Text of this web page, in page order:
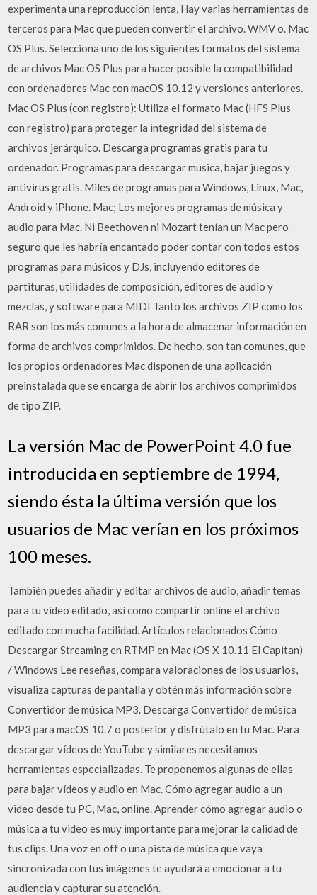
experimenta una reproducción lenta, Hay varias herramientas de
terceros para Mac que pueden convertir el archivo. WMV o. Mac
OS Plus. Selecciona uno de los siguientes formatos del sistema
de archivos Mac OS Plus para hacer posible la compatibilidad
con ordenadores Mac con macOS 10.12 y versiones anteriores.
Mac OS Plus (con registro): Utiliza el formato Mac (HFS Plus
con registro) para proteger la integridad del sistema de
archivos jerárquico. Descarga programas gratis para tu
ordenador. Programas para descargar musica, bajar juegos y
antivirus gratis. Miles de programas para Windows, Linux, Mac,
Android y iPhone. Mac; Los mejores programas de música y
audio para Mac. Ni Beethoven ni Mozart tenían un Mac pero
seguro que les habría encantado poder contar con todos estos
programas para músicos y DJs, incluyendo editores de
partituras, utilidades de composición, editores de audio y
mezclas, y software para MIDI Tanto los archivos ZIP como los
RAR son los más comunes a la hora de almacenar información en
forma de archivos comprimidos. De hecho, son tan comunes, que
los propios ordenadores Mac disponen de una aplicación
preinstalada que se encarga de abrir los archivos comprimidos
de tipo ZIP.
La versión Mac de PowerPoint 4.0 fue
introducida en septiembre de 1994,
siendo ésta la última versión que los
usuarios de Mac verían en los próximos
100 meses.
También puedes añadir y editar archivos de audio, añadir temas
para tu video editado, así como compartir online el archivo
editado con mucha facilidad. Artículos relacionados Cómo
Descargar Streaming en RTMP en Mac (OS X 10.11 El Capitan)
/ Windows ‎Lee reseñas, compara valoraciones de los usuarios,
visualiza capturas de pantalla y obtén más información sobre
Convertidor de música MP3. Descarga Convertidor de música
MP3 para macOS 10.7 o posterior y disfrútalo en tu Mac. Para
descargar vídeos de YouTube y similares necesitamos
herramientas especializadas. Te proponemos algunas de ellas
para bajar vídeos y audio en Mac. Cómo agregar audio a un
video desde tu PC, Mac, online. Aprender cómo agregar audio o
música a tu video es muy importante para mejorar la calidad de
tus clips. Una voz en off o una pista de música que vaya
sincronizada con tus imágenes te ayudará a emocionar a tu
audiencia y capturar su atención.